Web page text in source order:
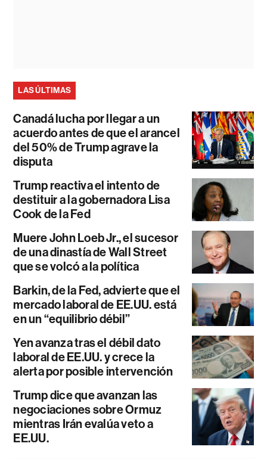
LAS ÚLTIMAS
Canadá lucha por llegar a un
acuerdo antes de que el arancel
del 50% de Trump agrave la
disputa
Trump reactiva el intento de
destituir a la gobernadora Lisa
Cook de la Fed
Muere John Loeb Jr., el sucesor
de una dinastía de Wall Street
que se volcó a la política
Barkin, de la Fed, advierte que el
mercado laboral de EE.UU. está
en un “equilibrio débil”
Yen avanza tras el débil dato
laboral de EE.UU. y crece la
alerta por posible intervención
Trump dice que avanzan las
negociaciones sobre Ormuz
mientras Irán evalúa veto a
EE.UU.